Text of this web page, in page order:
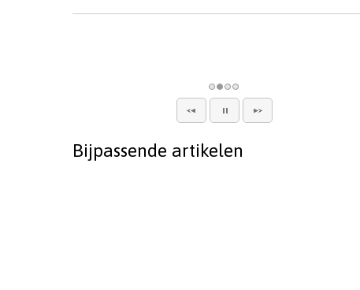
Bijpassende artikelen